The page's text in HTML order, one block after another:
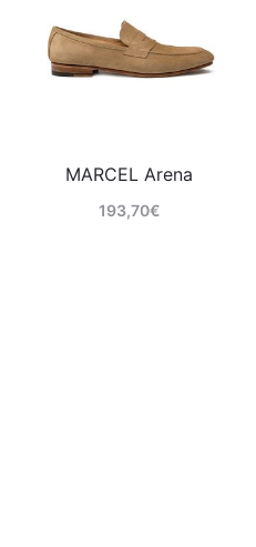
MARCEL Arena
193,70€